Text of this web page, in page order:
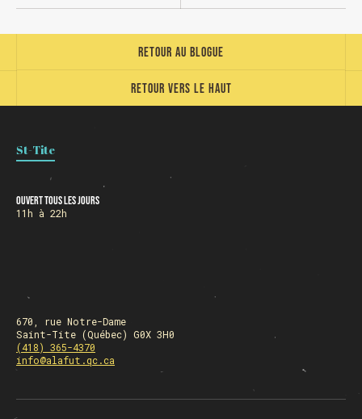
Retour vers le haut
Retour au blogue
St-Tite
Ouvert tous les jours
11h à 22h
670, rue Notre-Dame
Saint-Tite (Québec) G0X 3H0
(418) 365-4370
info@alafut.qc.ca
HORAIRE DES FÊTES